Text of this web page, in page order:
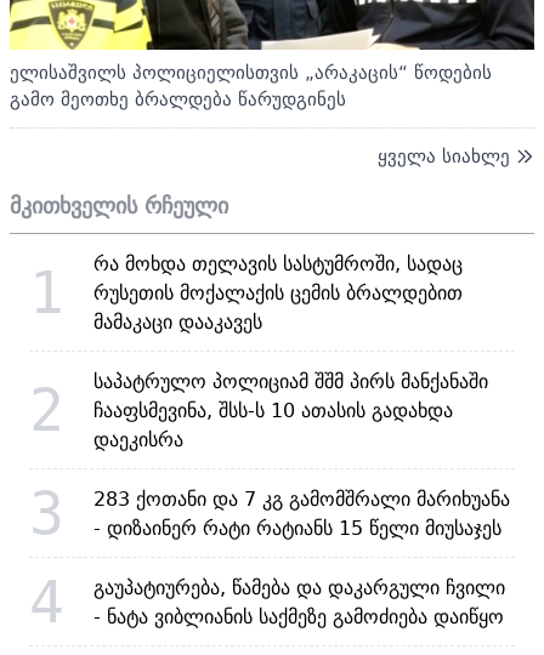
ელისაშვილს პოლიციელისთვის „არაკაცის“ წოდების
გამო მეოთხე ბრალდება წარუდგინეს
ყველა სიახლე
მკითხველის რჩეული
1
რა მოხდა თელავის სასტუმროში, სადაც
რუსეთის მოქალაქის ცემის ბრალდებით
მამაკაცი დააკავეს
2
საპატრულო პოლიციამ შშმ პირს მანქანაში
ჩააფსმევინა, შსს-ს 10 ათასის გადახდა
დაეკისრა
3
283 ქოთანი და 7 კგ გამომშრალი მარიხუანა
- დიზაინერ რატი რატიანს 15 წელი მიუსაჯეს
4
გაუპატიურება, წამება და დაკარგული ჩვილი
- ნატა ვიბლიანის საქმეზე გამოძიება დაიწყო